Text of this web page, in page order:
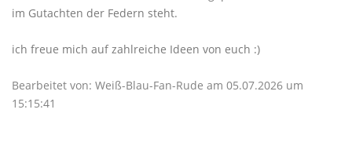
im Gutachten der Federn steht.
ich freue mich auf zahlreiche Ideen von euch :)
Bearbeitet von: Weiß-Blau-Fan-Rude am 05.07.2026 um
15:15:41